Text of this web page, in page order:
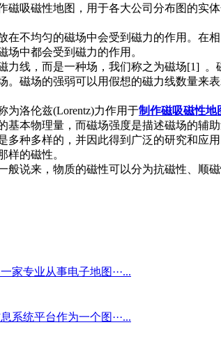
磁吸磁性地图，用于各大公司分布图的实
在不均匀的磁场中会受到磁力的作用。在
中都会受到磁力的作用。
力线，而是一种场，我们称之为磁场[1]
。磁场的强弱可以用假想的磁力线数量来
为洛伦兹(Lorentz)力作用于制作磁吸磁性地
基本物理量，而磁场强度是描述磁场的辅
多种多样的，并因此得到广泛的研究和应
样的磁性。
般说来，物质的磁性可以分为抗磁性、顺
家专业从事电子地图···...
系统平台作为一个图···...